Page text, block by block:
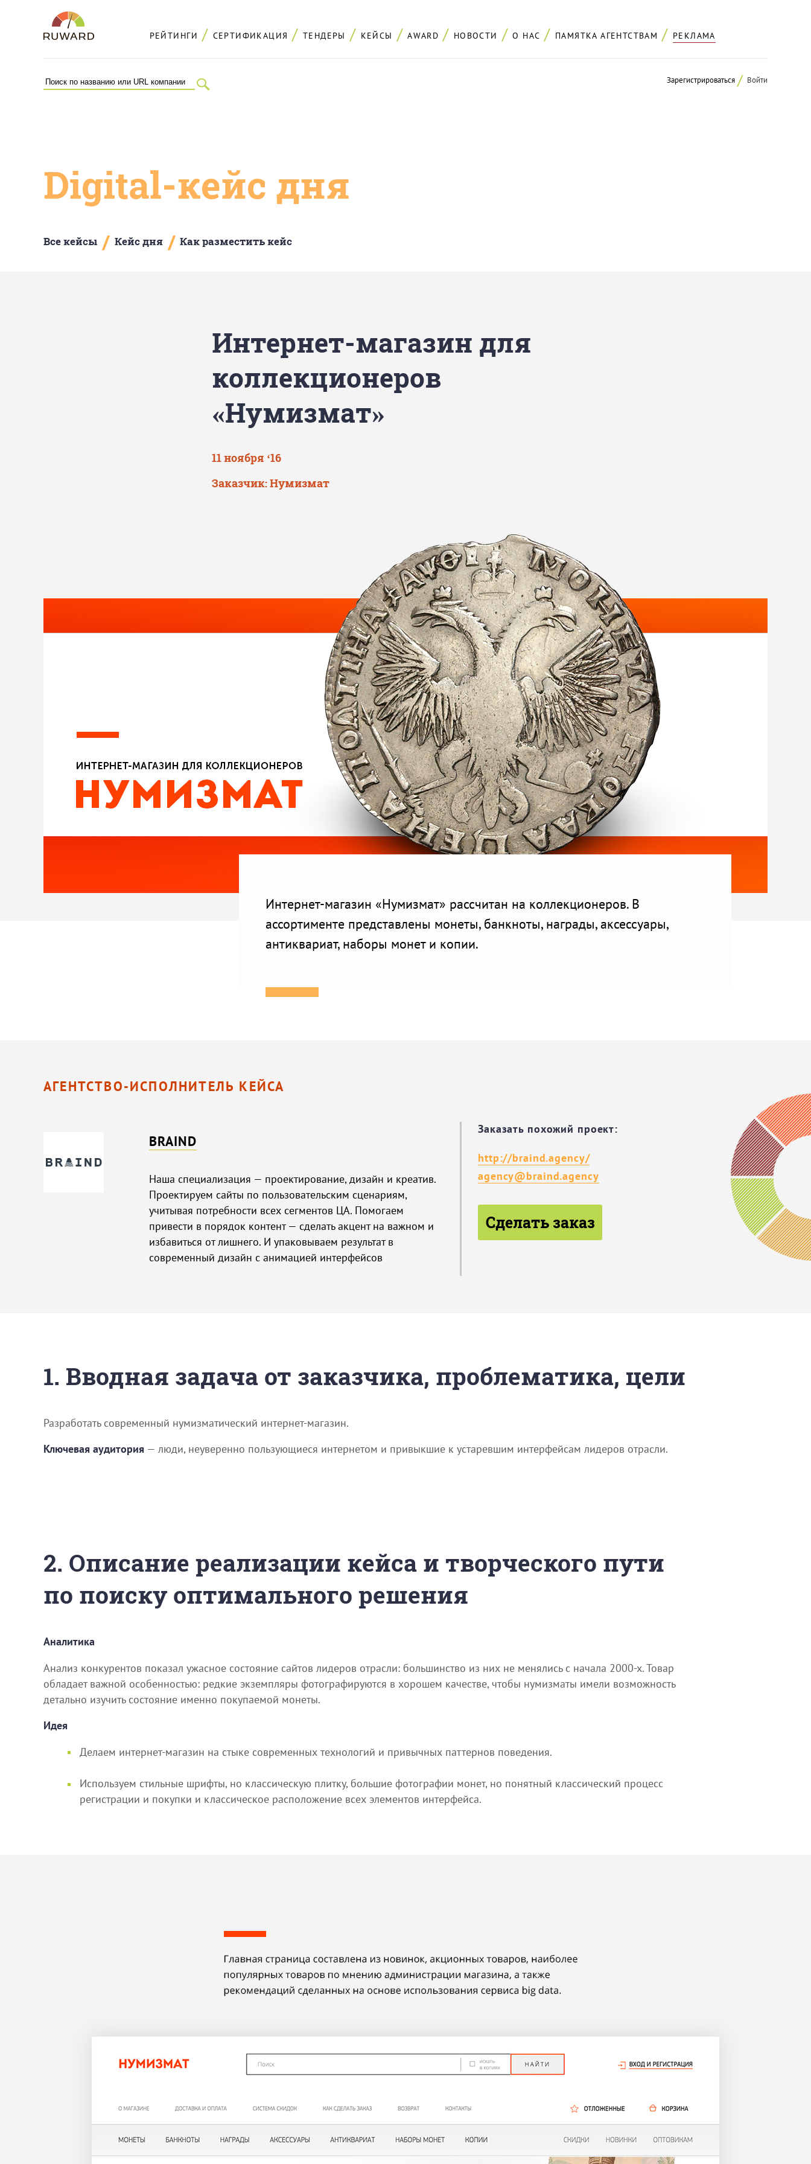
РЕЙТИНГИ СЕРТИФИКАЦИЯ ТЕНДЕРЫ КЕЙСЫ AWARD НОВОСТИ О НАС ПАМЯТКА АГЕНТСТВАМ РЕКЛАМА
Зарегистрироваться Войти
Digital-кейс дня
Все кейсы / Кейс дня / Как разместить кейс
Интернет-магазин для
коллекционеров
«Нумизмат»
11 ноября ‘16
Заказчик:Нумизмат
Интернет-магазин «Нумизмат» рассчитан на коллекционеров. В
ассортименте представлены монеты, банкноты, награды, аксессуары,
антиквариат, наборы монет и копии.
АГЕНТСТВО-ИСПОЛНИТЕЛЬ КЕЙСА
BRAIND
Наша специализация — проектирование, дизайн и креатив.
Проектируем сайты по пользовательским сценариям,
учитывая потребности всех сегментов ЦА. Помогаем
привести в порядок контент — сделать акцент на важном и
избавиться от лишнего. И упаковываем результат в
современный дизайн с анимацией интерфейсов
Заказать похожий проект:
http://braind.agency/
agency@braind.agency
Сделать заказ
1. Вводная задача от заказчика, проблематика, цели
Разработать современный нумизматический интернет-магазин.
Ключевая аудитория — люди, неуверенно пользующиеся интернетом и привыкшие к устаревшим интерфейсам лидеров отрасли.
2. Описание реализации кейса и творческого пути
по поиску оптимального решения
Аналитика
Анализ конкурентов показал ужасное состояние сайтов лидеров отрасли: большинство из них не менялись с начала 2000-х. Товар
обладает важной особенностью: редкие экземпляры фотографируются в хорошем качестве, чтобы нумизматы имели возможность
детально изучить состояние именно покупаемой монеты.
Идея
Делаем интернет-магазин на стыке современных технологий и привычных паттернов поведения.
Используем стильные шрифты, но классическую плитку, большие фотографии монет, но понятный классический процесс
регистрации и покупки и классическое расположение всех элементов интерфейса.